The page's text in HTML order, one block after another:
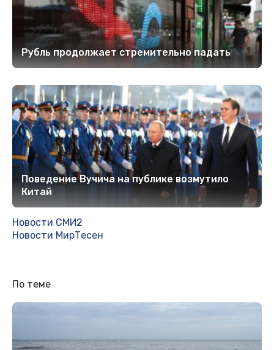
Рубль продолжает стремительно падать
Поведение Вучича на публике возмутило
Китай
Новости СМИ2
Новости МирТесен
По теме